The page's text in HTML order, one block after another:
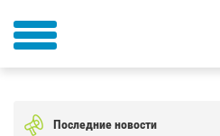
Последние новости